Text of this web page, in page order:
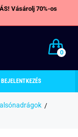
Vásárolj 70%-os
0
BEJELENTKEZÉS